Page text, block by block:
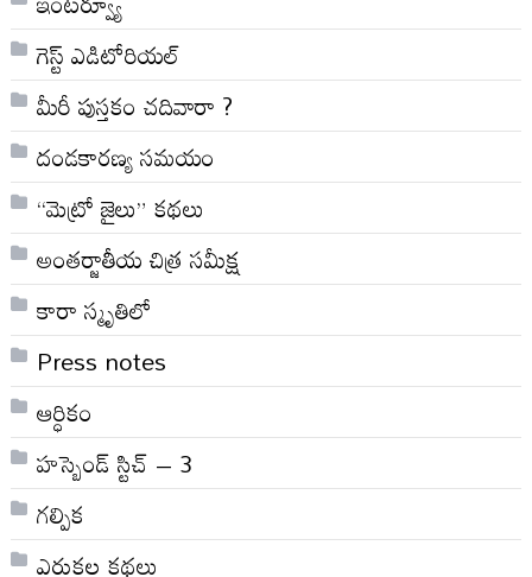
గెస్ట్ ఎడిటోరియల్
మీరీ పుస్తకం చదివారా ?
దండకారణ్య సమయం
“మెట్రో జైలు” కథలు
అంతర్జాతీయ చిత్ర సమీక్ష
కారా స్మృతిలో
Press notes
ఆర్ధికం
హస్బెండ్ స్టిచ్ – 3
గల్పిక
ఎరుకల కథలు